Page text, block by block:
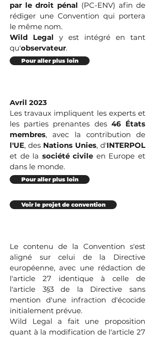
par le droit pénal (PC-ENV) afin de
rédiger une Convention qui portera
le même nom.
Wild Legal y est intégré en tant
qu'observateur.
Pour aller plus loin
Avril 2023
Les travaux impliquent les experts et
les parties prenantes des 46 États
membres, avec la contribution de
l'UE, des Nations Unies, d'INTERPOL
et de la société civile en Europe et
dans le monde.
Pour aller plus loin
Voir le projet de convention
Le contenu de la Convention s'est
aligné sur celui de la Directive
européenne, avec une rédaction de
l'article 27 identique à celle de
l'article 3§3 de la Directive sans
mention d'une infraction d'écocide
initialement prévue.
Wild Legal a fait une proposition
quant à la modification de l'article 27